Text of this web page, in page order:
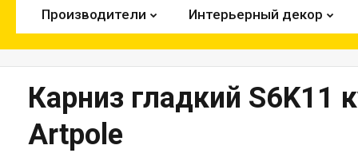
Производители Интерьерный декор
Карниз гладкий S6K11
Artpole